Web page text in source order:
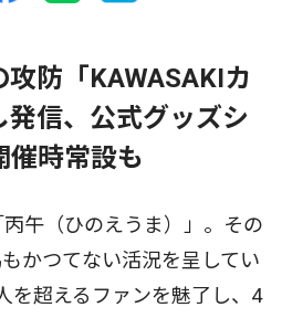
防「KAWASAKIカ
発信、公式グッズシ
催時常設も
午（ひのえうま）」。その
かつてない活況を呈してい
を超えるファンを魅了し、4